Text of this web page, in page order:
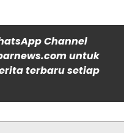
Channel
untuk
terbaru setiap